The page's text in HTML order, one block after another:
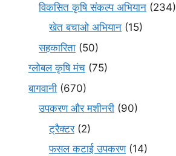
विकसित कृषि संकल्प अभियान (234)
खेत बचाओ अभियान (15)
सहकारिता (50)
ग्लोबल कृषि मंच (75)
बागवानी (670)
उपकरण और मशीनरी (90)
ट्रैक्टर(2)
फसल कटाई उपकरण(14)